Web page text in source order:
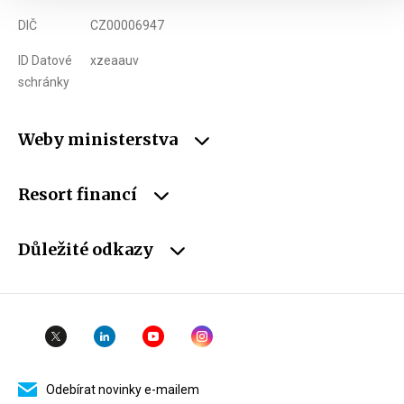
DIČ CZ00006947
ID Datové
schránky
xzeaauv
Weby ministerstva
Resort financí
Důležité odkazy
Odebírat novinky e-mailem